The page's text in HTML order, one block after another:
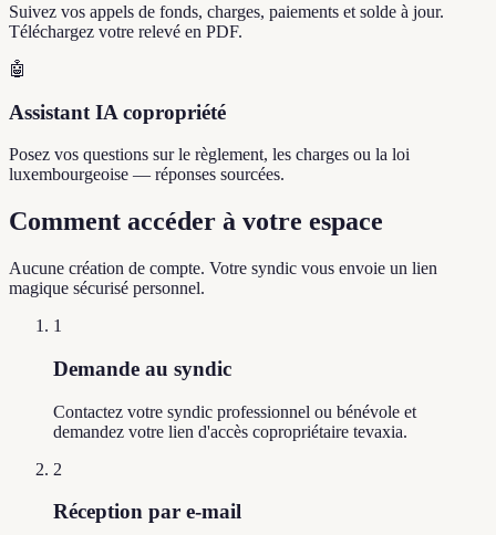
Suivez vos appels de fonds, charges, paiements et solde à jour.
Téléchargez votre relevé en PDF.
🤖
Assistant IA copropriété
Posez vos questions sur le règlement, les charges ou la loi
luxembourgeoise — réponses sourcées.
Comment accéder à votre espace
Aucune création de compte. Votre syndic vous envoie un lien
magique sécurisé personnel.
1
Demande au syndic
Contactez votre syndic professionnel ou bénévole et
demandez votre lien d'accès copropriétaire tevaxia.
2
Réception par e-mail